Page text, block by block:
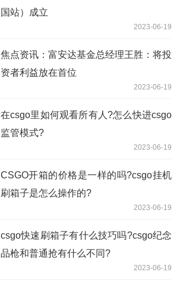
国站）成立
2023-06-19
焦点资讯：富安达基金总经理王胜：将投
资者利益放在首位
2023-06-19
在csgo里如何观看所有人?怎么快进csgo
监管模式?
2023-06-19
CSGO开箱的价格是一样的吗?csgo挂机
刷箱子是怎么操作的?
2023-06-19
csgo快速刷箱子有什么技巧吗?csgo纪念
品枪和普通抢有什么不同?
2023-06-19